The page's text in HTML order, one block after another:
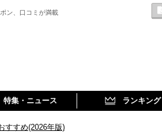
ン、口コミが満載
特集・ニュース ランキング
すすめ(2026年版)